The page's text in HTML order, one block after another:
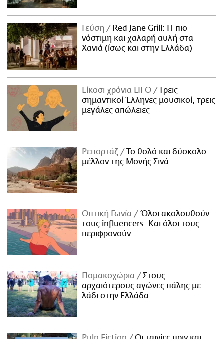
Γεύση
Red Jane Grill: Η πιο
νόστιμη και χαλαρή αυλή στα
Χανιά (ίσως και στην Ελλάδα)
Είκοσι χρόνια LIFO
Tρεις
σημαντικοί Έλληνες μουσικοί, τρεις
μεγάλες απώλειες
Ρεπορτάζ
Το θολό και δύσκολο
μέλλον της Μονής Σινά
Οπτική Γωνία
Όλοι ακολουθούν
τους influencers. Και όλοι τους
περιφρονούν.
Πομακοχώρια
Στους
αρχαιότερους αγώνες πάλης με
λάδι στην Ελλάδα